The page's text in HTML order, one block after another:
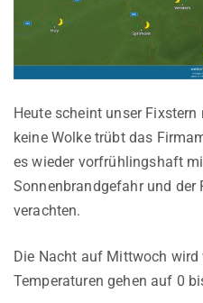
Heute scheint unser
keine Wolke trübt das
es wieder vorfrühlingshaft
Sonnenbrandgefahr und
verachten.
Die Nacht auf Mittwoch wird
Temperaturen gehen auf 0